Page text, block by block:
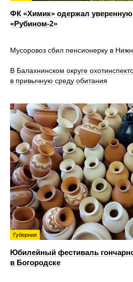
ФК «Химик» одержал
«Рубином‑2»
Мусоровоз сбил пенсионерку в
В Балахнинском округе
в привычную среду обитания
Губерния
Юбилейный фестиваль
в Богородске